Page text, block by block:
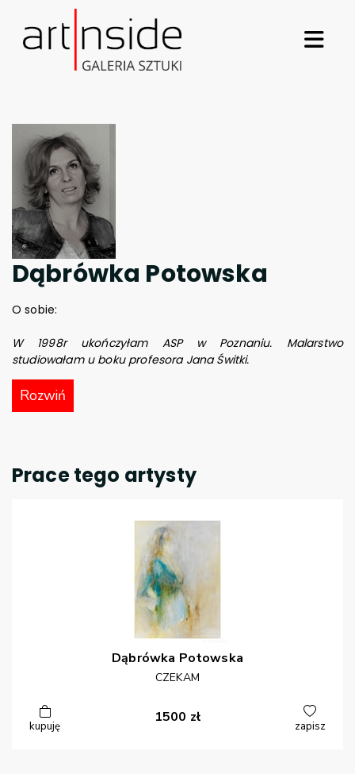
Dąbrówka Potowska
O sobie:
W 1998r ukończyłam ASP w Poznaniu. Malarstwo
studiowałam u boku profesora Jana Świtki.
Rozwiń
Prace tego artysty
Dąbrówka Potowska
CZEKAM
kupuję
1500 zł
zapisz